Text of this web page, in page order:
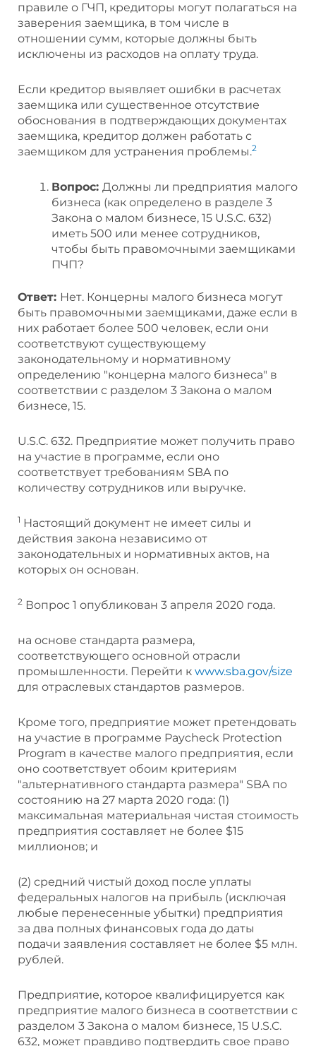
правиле о ГЧП, кредиторы могут полагаться на
заверения заемщика, в том числе в
отношении сумм, которые должны быть
исключены из расходов на оплату труда.
Если кредитор выявляет ошибки в расчетах
заемщика или существенное отсутствие
обоснования в подтверждающих документах
заемщика, кредитор должен работать с
заемщиком для устранения проблемы.2
Вопрос: Должны ли предприятия малого
бизнеса (как определено в разделе 3
Закона о малом бизнесе, 15 U.S.C. 632)
иметь 500 или менее сотрудников,
чтобы быть правомочными заемщиками
ПЧП?
Ответ: Нет. Концерны малого бизнеса могут
быть правомочными заемщиками, даже если в
них работает более 500 человек, если они
соответствуют существующему
законодательному и нормативному
определению "концерна малого бизнеса" в
соответствии с разделом 3 Закона о малом
бизнесе, 15.
U.S.C. 632. Предприятие может получить право
на участие в программе, если оно
соответствует требованиям SBA по
количеству сотрудников или выручке.
1 Настоящий документ не имеет силы и
действия закона независимо от
законодательных и нормативных актов, на
которых он основан.
2 Вопрос 1 опубликован 3 апреля 2020 года.
на основе стандарта размера,
соответствующего основной отрасли
промышленности. Перейти к www.sba.gov/size
для отраслевых стандартов размеров.
Кроме того, предприятие может претендовать
на участие в программе Paycheck Protection
Program в качестве малого предприятия, если
оно соответствует обоим критериям
"альтернативного стандарта размера" SBA по
состоянию на 27 марта 2020 года: (1)
максимальная материальная чистая стоимость
предприятия составляет не более $15
миллионов; и
(2) средний чистый доход после уплаты
федеральных налогов на прибыль (исключая
любые перенесенные убытки) предприятия
за два полных финансовых года до даты
подачи заявления составляет не более $5 млн.
рублей.
Предприятие, которое квалифицируется как
предприятие малого бизнеса в соответствии с
разделом 3 Закона о малом бизнесе, 15 U.S.C.
632, может правдиво подтвердить свое право